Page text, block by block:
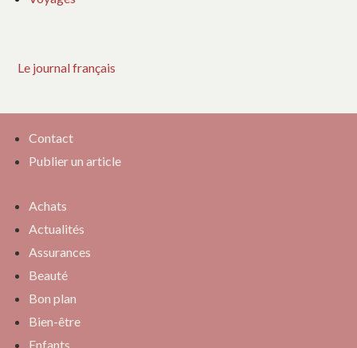
Le journal français
Contact
Publier un article
Achats
Actualités
Assurances
Beauté
Bon plan
Bien-être
Enfants